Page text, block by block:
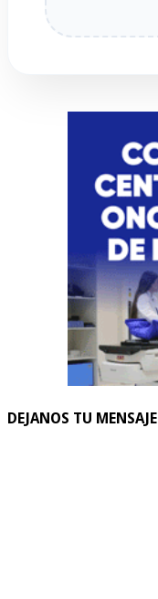
DEJANOS TU MENSAJE